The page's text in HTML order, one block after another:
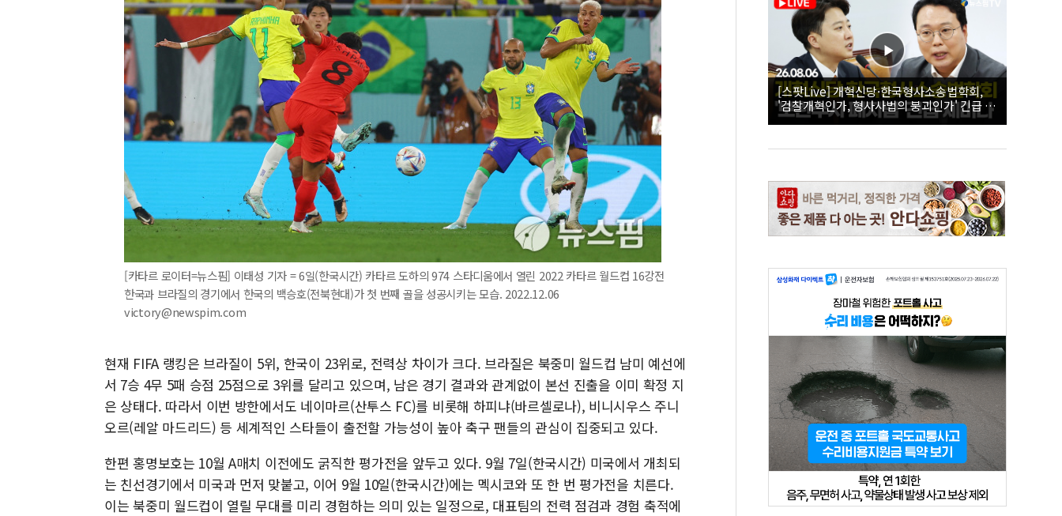
[카타르 로이터=뉴스핌] 이태성 기자 = 6일(한국시간) 카타르 도하의 974 스타디움에서 열린 2022 카타르 월드컵 16강전
한국과 브라질의 경기에서 한국의 백승호(전북현대)가 첫 번째 골을 성공시키는 모습. 2022.12.06
victory@newspim.com
현재 FIFA 랭킹은 브라질이 5위, 한국이 23위로, 전력상 차이가 크다. 브라질은 북중미 월드컵 남미 예선에
서 7승 4무 5패 승점 25점으로 3위를 달리고 있으며, 남은 경기 결과와 관계없이 본선 진출을 이미 확정 지
은 상태다. 따라서 이번 방한에서도 네이마르(산투스 FC)를 비롯해 하피냐(바르셀로나), 비니시우스 주니
오르(레알 마드리드) 등 세계적인 스타들이 출전할 가능성이 높아 축구 팬들의 관심이 집중되고 있다.
한편 홍명보호는 10월 A매치 이전에도 굵직한 평가전을 앞두고 있다. 9월 7일(한국시간) 미국에서 개최되
는 친선경기에서 미국과 먼저 맞붙고, 이어 9월 10일(한국시간)에는 멕시코와 또 한 번 평가전을 치른다.
이는 북중미 월드컵이 열릴 무대를 미리 경험하는 의미 있는 일정으로, 대표팀의 전력 점검과 경험 축적에
[스팟Live] 개혁신당·한국형사소송법학회,
'검찰개혁인가, 형사사법의 붕괴인가' 긴급 세
미나｜26.08.06